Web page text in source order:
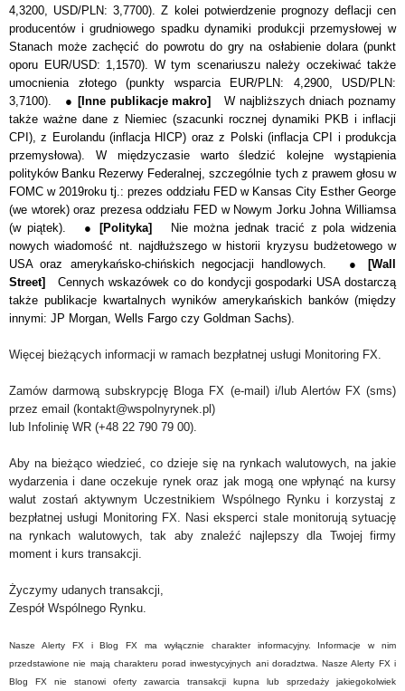
4,3200, USD/PLN: 3,7700). Z kolei potwierdzenie prognozy deflacji cen
producentów i grudniowego spadku dynamiki produkcji przemysłowej w
Stanach może zachęcić do powrotu do gry na osłabienie dolara (punkt
oporu EUR/USD: 1,1570). W tym scenariuszu należy oczekiwać także
umocnienia złotego (punkty wsparcia EUR/PLN: 4,2900, USD/PLN:
3,7100). ● [Inne publikacje makro]W najbliższych dniach poznamy
także ważne dane z Niemiec (szacunki rocznej dynamiki PKB i inflacji
CPI), z Eurolandu (inflacja HICP) oraz z Polski (inflacja CPI i produkcja
przemysłowa). W międzyczasie warto śledzić kolejne wystąpienia
polityków Banku Rezerwy Federalnej, szczególnie tych z prawem głosu w
FOMC w 2019roku tj.: prezes oddziału FED w Kansas City Esther George
(we wtorek) oraz prezesa oddziału FED w Nowym Jorku Johna Williamsa
(w piątek). ●[Polityka] Nie można jednak tracić z pola widzenia
nowych wiadomość nt. najdłuższego w historii kryzysu budżetowego w
USA oraz amerykańsko-chińskich negocjacji handlowych. ● [Wall
Street]Cennych wskazówek co do kondycji gospodarki USA dostarczą
także publikacje kwartalnych wyników amerykańskich banków (między
innymi: JP Morgan, Wells Fargo czy Goldman Sachs).
Więcej bieżących informacji w ramach bezpłatnej usługi Monitoring FX.
Zamów darmową subskrypcję Bloga FX (e-mail) i/lub Alertów FX (sms)
przez email (kontakt@wspolnyrynek.pl)
lub Infolinię WR (+48 22 790 79 00).
Aby na bieżąco wiedzieć, co dzieje się na rynkach walutowych, na jakie
wydarzenia i dane oczekuje rynek oraz jak mogą one wpłynąć na kursy
walut zostań aktywnym Uczestnikiem Wspólnego Rynku i korzystaj z
bezpłatnej usługi Monitoring FX. Nasi eksperci stale monitorują sytuację
na rynkach walutowych, tak aby znaleźć najlepszy dla Twojej firmy
moment i kurs transakcji.
Życzymy udanych transakcji,
Zespół Wspólnego Rynku.
Nasze Alerty FX i Blog FX ma wyłącznie charakter informacyjny. Informacje w nim
przedstawione nie mają charakteru porad inwestycyjnych ani doradztwa. Nasze Alerty FX i
Blog FX nie stanowi oferty zawarcia transakcji kupna lub sprzedaży jakiegokolwiek